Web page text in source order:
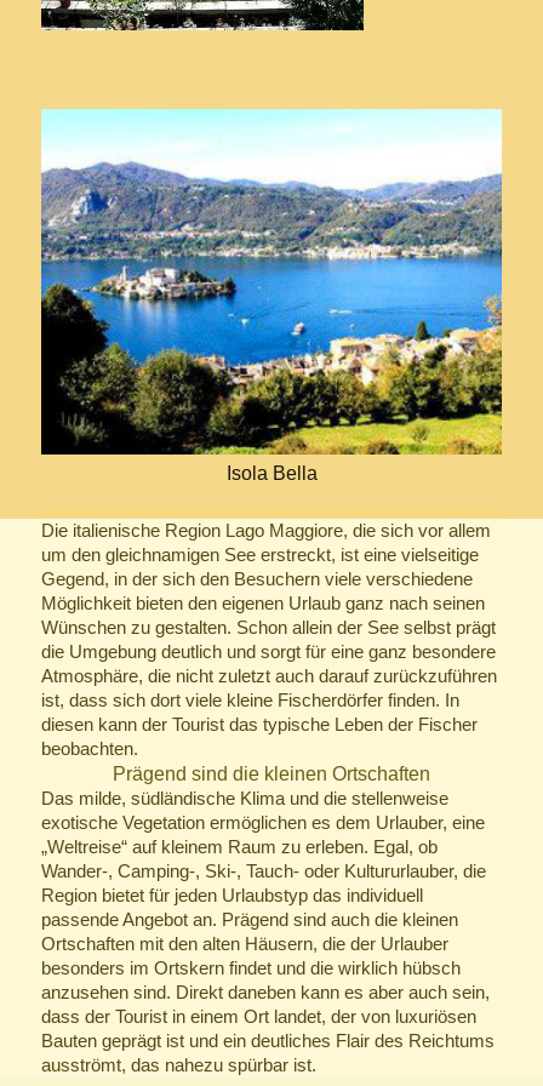
Isola Bella
Die italienische Region Lago Maggiore, die sich vor allem
um den gleichnamigen See erstreckt, ist eine vielseitige
Gegend, in der sich den Besuchern viele verschiedene
Möglichkeit bieten den eigenen Urlaub ganz nach seinen
Wünschen zu gestalten. Schon allein der See selbst prägt
die Umgebung deutlich und sorgt für eine ganz besondere
Atmosphäre, die nicht zuletzt auch darauf zurückzuführen
ist, dass sich dort viele kleine Fischerdörfer finden. In
diesen kann der Tourist das typische Leben der Fischer
beobachten.
Prägend sind die kleinen Ortschaften
Das milde, südländische Klima und die stellenweise
exotische Vegetation ermöglichen es dem Urlauber, eine
„Weltreise“ auf kleinem Raum zu erleben. Egal, ob
Wander-, Camping-, Ski-, Tauch- oder Kultururlauber, die
Region bietet für jeden Urlaubstyp das individuell
passende Angebot an. Prägend sind auch die kleinen
Ortschaften mit den alten Häusern, die der Urlauber
besonders im Ortskern findet und die wirklich hübsch
anzusehen sind. Direkt daneben kann es aber auch sein,
dass der Tourist in einem Ort landet, der von luxuriösen
Bauten geprägt ist und ein deutliches Flair des Reichtums
ausströmt, das nahezu spürbar ist.